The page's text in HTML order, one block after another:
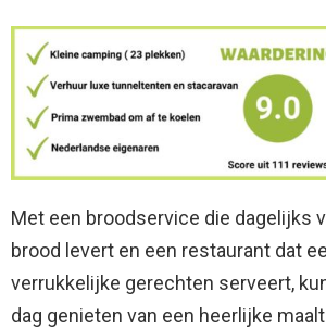
Met een broodservice die dagelijks
brood levert en een restaurant dat
verrukkelijke gerechten serveert,
dag genieten van een heerlijke